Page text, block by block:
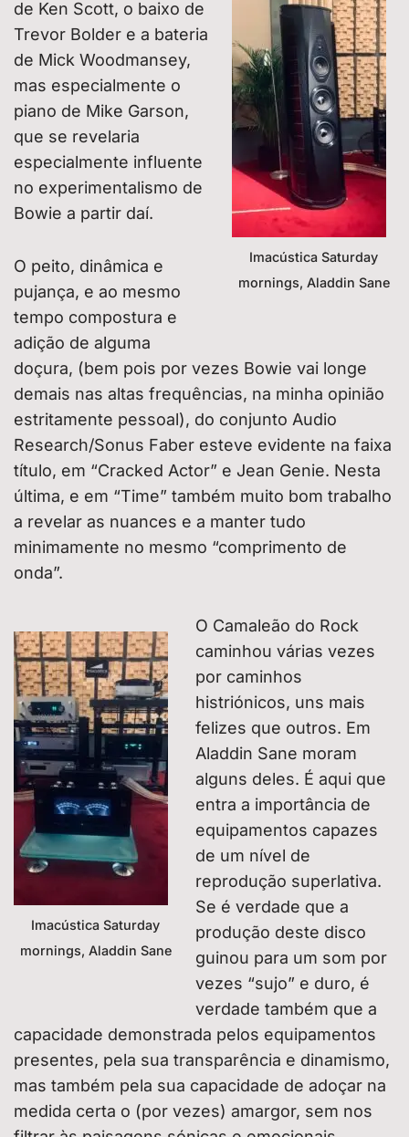
Imacústica Saturday
mornings, Aladdin Sane
de Ken Scott, o baixo de
Trevor Bolder e a bateria
de Mick Woodmansey,
mas especialmente o
piano de Mike Garson,
que se revelaria
especialmente influente
no experimentalismo de
Bowie a partir daí.
O peito, dinâmica e
pujança, e ao mesmo
tempo compostura e
adição de alguma
doçura, (bem pois por vezes Bowie vai longe
demais nas altas frequências, na minha opinião
estritamente pessoal), do conjunto Audio
Research/Sonus Faber esteve evidente na faixa
título, em “Cracked Actor” e Jean Genie. Nesta
última, e em “Time” também muito bom trabalho
a revelar as nuances e a manter tudo
minimamente no mesmo “comprimento de
onda”.
Imacústica Saturday
mornings, Aladdin Sane
O Camaleão do Rock
caminhou várias vezes
por caminhos
histriónicos, uns mais
felizes que outros. Em
Aladdin Sane moram
alguns deles. É aqui que
entra a importância de
equipamentos capazes
de um nível de
reprodução superlativa.
Se é verdade que a
produção deste disco
guinou para um som por
vezes “sujo” e duro, é
verdade também que a
capacidade demonstrada pelos equipamentos
presentes, pela sua transparência e dinamismo,
mas também pela sua capacidade de adoçar na
medida certa o (por vezes) amargor, sem nos